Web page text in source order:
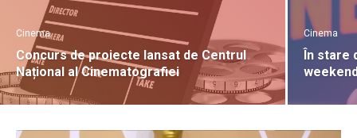
Cinema
Concurs de proiecte lansat de Centrul
Național al Cinematografiei
Cinema
În stare